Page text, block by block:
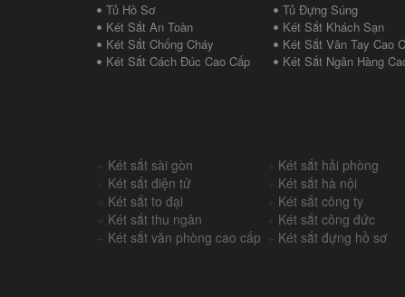
Tủ Hồ Sơ
Tủ Đựng Súng
Két Sắt An Toàn
Két Sắt Khách Sạn
Két Sắt Chống Cháy
Két Sắt Vân Tay Cao
Két Sắt Cách Đúc Cao Cấp
Két Sắt Ngân Hàng
Két sắt sài gòn Két sắt hải phòng
Két sắt điện tử Két sắt hà nội
Két sắt to đại Két sắt công ty
Két sắt thu ngân Két sắt công đức
Két sắt văn phòng cao cấp Két sắt đựng hồ sơ